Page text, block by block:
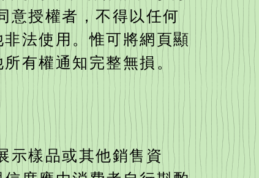
授權者，不得以任何
法使用。惟可將網頁顯
有權通知完整無損。
示樣品或其他銷售資